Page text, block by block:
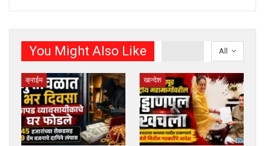
All
You Might Also Like
क्राईम खान्देश